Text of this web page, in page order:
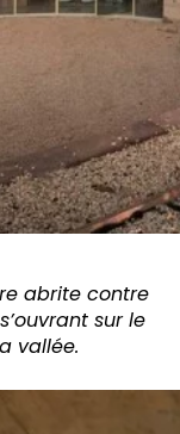
abrite contre
sur le
vallée.